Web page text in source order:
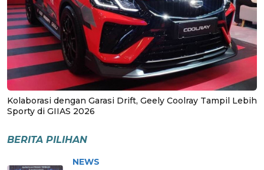
Kolaborasi dengan Garasi Drift, Geely Coolray Tampil Lebih
Sporty di GIIAS 2026
BERITA PILIHAN
NEWS